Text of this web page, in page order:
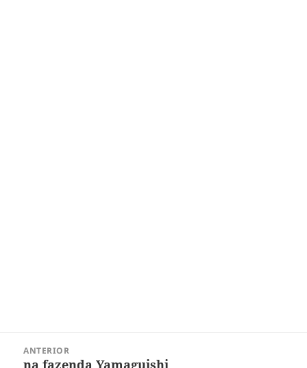
ANTERIOR
Post
na fazenda Yamaguishi